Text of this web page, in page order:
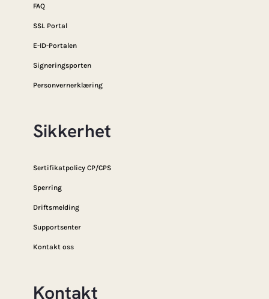
FAQ
SSL Portal
E-ID-Portalen
Signeringsporten
Personvernerklæring
Sikkerhet
Sertifikatpolicy CP/CPS
Sperring
Driftsmelding
Supportsenter
Kontakt oss
Kontakt